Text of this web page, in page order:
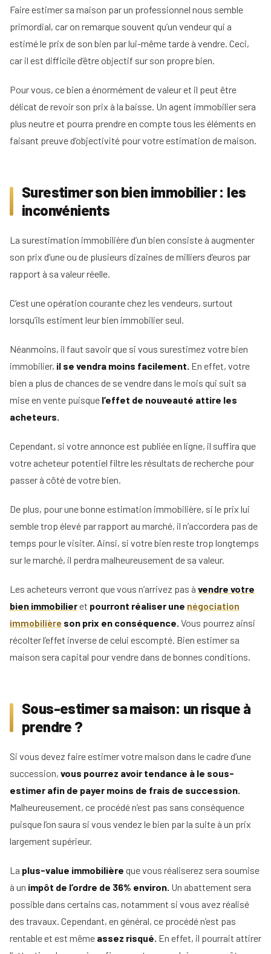
Faire estimer sa maison par un professionnel nous semble
primordial, car on remarque souvent qu’un vendeur qui a
estimé le prix de son bien par lui-même tarde à vendre. Ceci,
car il est difficile d’être objectif sur son propre bien.
Pour vous, ce bien a énormément de valeur et il peut être
délicat de revoir son prix à la baisse. Un agent immobilier sera
plus neutre et pourra prendre en compte tous les éléments en
faisant preuve d’objectivité pour votre estimation de maison.
Surestimer son bien immobilier : les
inconvénients
La surestimation immobilière d’un bien consiste à augmenter
son prix d’une ou de plusieurs dizaines de milliers d’euros par
rapport à sa valeur réelle.
C’est une opération courante chez les vendeurs, surtout
lorsqu’ils estiment leur bien immobilier seul.
Néanmoins, il faut savoir que si vous surestimez votre bien
immobilier, il se vendra moins facilement. En effet, votre
bien a plus de chances de se vendre dans le mois qui suit sa
mise en vente puisque l’effet de nouveauté attire les
acheteurs.
Cependant, si votre annonce est publiée en ligne, il suffira que
votre acheteur potentiel filtre les résultats de recherche pour
passer à côté de votre bien.
De plus, pour une bonne estimation immobilière, si le prix lui
semble trop élevé par rapport au marché, il n’accordera pas de
temps pour le visiter. Ainsi, si votre bien reste trop longtemps
sur le marché, il perdra malheureusement de sa valeur.
Les acheteurs verront que vous n’arrivez pas à vendre votre
bien immobilieret pourront réaliser une négociation
immobilière son prix en conséquence. Vous pourrez ainsi
récolter l’effet inverse de celui escompté. Bien estimer sa
maison sera capital pour vendre dans de bonnes conditions.
Sous-estimer sa maison: un risque à
prendre ?
Si vous devez faire estimer votre maison dans le cadre d’une
succession, vous pourrez avoir tendance à le sous-
estimer afin de payer moins de frais de succession.
Malheureusement, ce procédé n’est pas sans conséquence
puisque l’on saura si vous vendez le bien par la suite à un prix
largement supérieur.
La plus-value immobilière que vous réaliserez sera soumise
à un impôt de l’ordre de 36% environ. Un abattement sera
possible dans certains cas, notamment si vous avez réalisé
des travaux. Cependant, en général, ce procédé n’est pas
rentable et est même assez risqué. En effet, il pourrait attirer